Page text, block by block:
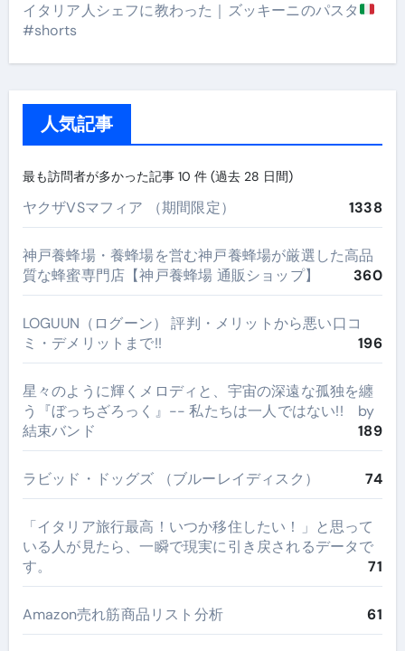
イタリア人シェフに教わった｜ズッキーニのパスタ
#shorts
人気記事
最も訪問者が多かった記事 10 件 (過去 28 日間)
ヤクザVSマフィア （期間限定） 1338
神戸養蜂場・養蜂場を営む神戸養蜂場が厳選した高品
質な蜂蜜専門店【神戸養蜂場 通販ショップ】
360
LOGUUN（ログーン） 評判・メリットから悪い口コ
ミ・デメリットまで!!
196
星々のように輝くメロディと、宇宙の深遠な孤独を纏
う『ぼっちざろっく』-- 私たちは一人ではない!! by
結束バンド
189
ラビッド・ドッグズ （ブルーレイディスク） 74
​「イタリア旅行最高！いつか移住したい！」と思って
いる人が見たら、一瞬で現実に引き戻されるデータで
す。
71
Amazon売れ筋商品リスト分析 61